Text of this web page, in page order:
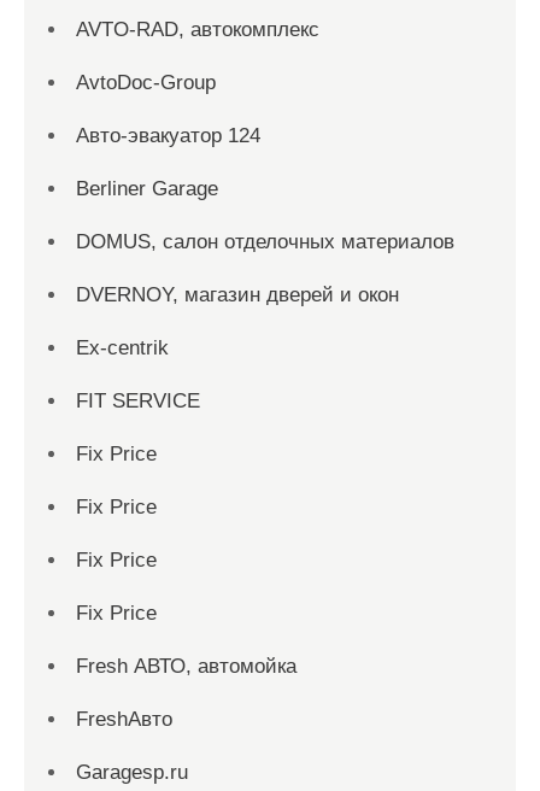
AVTO-RAD, автокомплекс
AvtoDoc-Group
Aвто-эвакуатор 124
Berliner Garage
DOMUS, салон отделочных материалов
DVERNOY, магазин дверей и окон
Ex-centrik
FIT SERVICE
Fix Price
Fix Price
Fix Price
Fix Price
Fresh АВТО, автомойка
FreshАвто
Garagesp.ru